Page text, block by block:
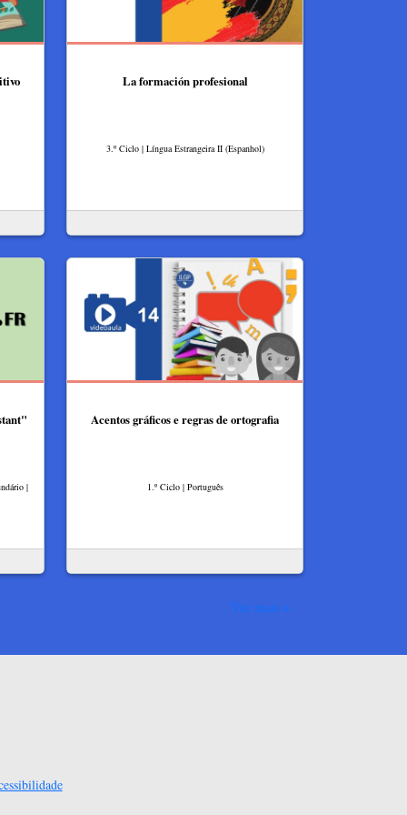
La formación profesional
3.º Ciclo | Língua Estrangeira II (Espanhol)
|
Acentos gráficos e regras de ortografia
1.º Ciclo | Português
Ver mais